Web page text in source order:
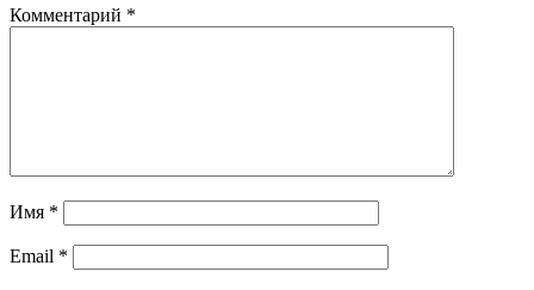
Комментарий *
Имя *
Email *